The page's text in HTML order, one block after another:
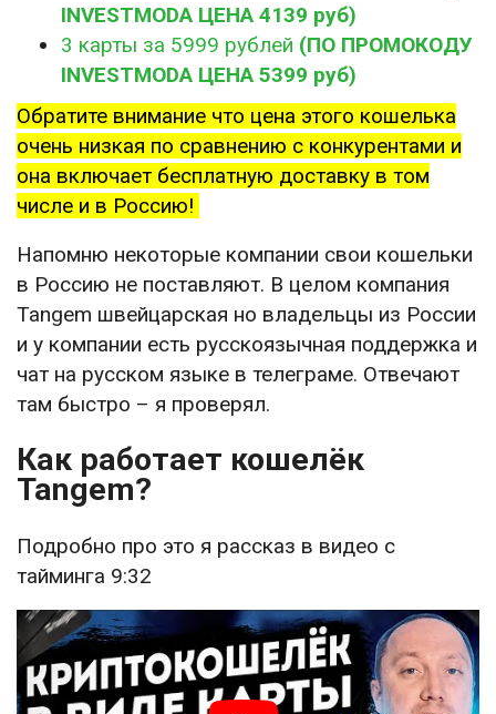
INVESTMODA ЦЕНА 4139 руб)
3 карты за 5999 рублей (ПО ПРОМОКОДУ
INVESTMODA ЦЕНА 5399 руб)
Обратите внимание что цена этого кошелька
очень низкая по сравнению с конкурентами и
она включает бесплатную доставку в том
числе и в Россию!
Напомню некоторые компании свои кошельки
в Россию не поставляют. В целом компания
Tangem швейцарская но владельцы из России
и у компании есть русскоязычная поддержка и
чат на русском языке в телеграме. Отвечают
там быстро – я проверял.
Как работает кошелёк
Tangem?
Подробно про это я рассказ в видео с
тайминга 9:32